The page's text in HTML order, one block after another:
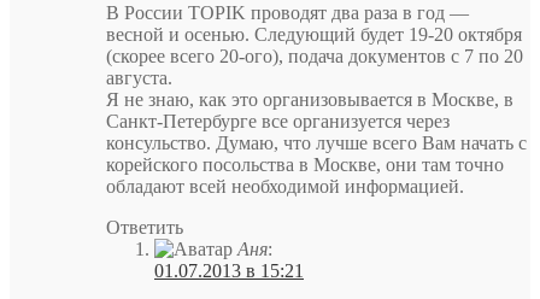
В России TOPIK проводят два раза в год —
весной и осенью. Следующий будет 19-20 октября
(скорее всего 20-ого), подача документов с 7 по 20
августа.
Я не знаю, как это организовывается в Москве, в
Санкт-Петербурге все организуется через
консульство. Думаю, что лучше всего Вам начать с
корейского посольства в Москве, они там точно
обладают всей необходимой информацией.
Ответить
Аня:
01.07.2013 в 15:21